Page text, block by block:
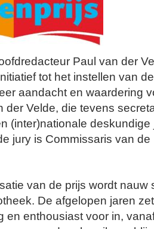
Paul van der
tot het instellen van
aandacht en waardering
der Velde, die tevens
(inter)nationale
jury is Commissaris van
van de prijs wordt nauw
De afgelopen jaren
en enthousiast voor in,